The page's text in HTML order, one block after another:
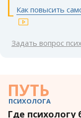
Как повысить
Задать вопрос
ПУТЬ
ПСИХОЛОГА
Где психологу